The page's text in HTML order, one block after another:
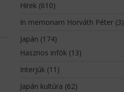
Hírek(610)
In memoriam Horváth Péter(3)
Japán (174)
Hasznos infók(13)
Interjúk(11)
Japán kultúra (62)